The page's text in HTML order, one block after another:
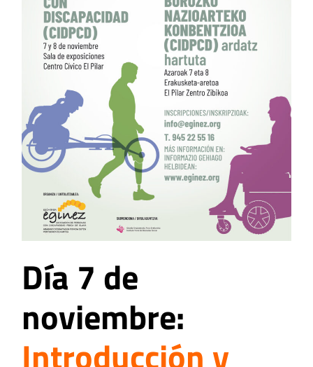
Día 7 de
noviembre:
Introducción y